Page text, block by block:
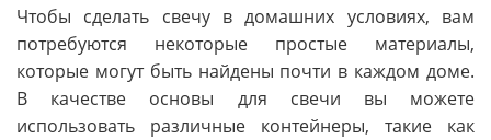
Чтобы сделать свечу в домашних условиях, вам
потребуются некоторые простые материалы,
которые могут быть найдены почти в каждом доме.
В качестве основы для свечи вы можете
использовать различные контейнеры, такие как